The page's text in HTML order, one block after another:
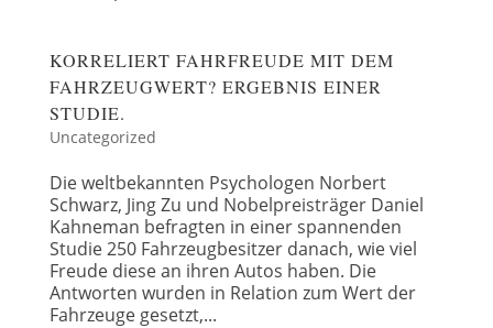
KORRELIERT FAHRFREUDE MIT DEM
FAHRZEUGWERT? ERGEBNIS EINER
STUDIE.
Uncategorized
Die weltbekannten Psychologen Norbert
Schwarz, Jing Zu und Nobelpreisträger Daniel
Kahneman befragten in einer spannenden
Studie 250 Fahrzeugbesitzer danach, wie viel
Freude diese an ihren Autos haben. Die
Antworten wurden in Relation zum Wert der
Fahrzeuge gesetzt,...